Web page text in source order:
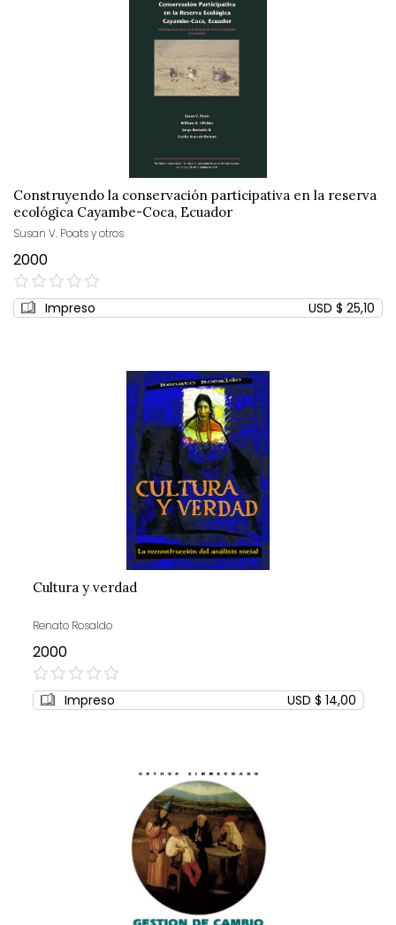
Construyendo la conservación participativa en la reserva
ecológica Cayambe-Coca, Ecuador
Susan V. Poats y otros
2000
0%
Impreso USD $ 25,10
Cultura y verdad
Renato Rosaldo
2000
0%
Impreso USD $ 14,00